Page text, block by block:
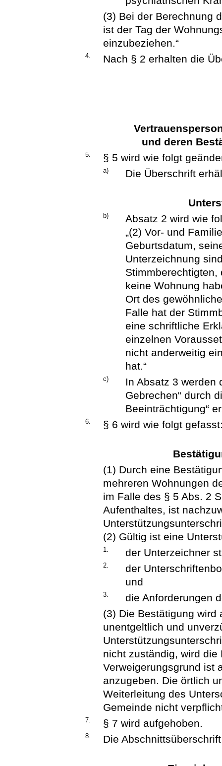
(3) Bei der Berechnung
ist der Tag der
einzubeziehen.“
4. Nach § 2 erhalten die
und deren
5. § 5 wird wie folgt
a) Die Überschrift
b)
Absatz 2 wird wie
„(2) Vor- und
Geburtsdatum,
Unterzeichnung
keine Wohnung
Ort des
Falle hat der
eine schriftliche
einzelnen
nicht anderweitig
hat.“
c)
In Absatz 3 werden
Gebrechen“ durch
Beeinträchtigung“
6. § 6 wird wie folgt
(1) Durch eine
mehreren Wohnungen
im Falle des § 5 Abs. 2
Aufenthaltes, ist
(2) Gültig ist eine
1. der Unterzeichner
2.
der
und
3.
die Anforderungen
(3) Die Bestätigung wird
unentgeltlich und
nicht zuständig, wird
Verweigerungsgrund ist
anzugeben. Die örtlich
Weiterleitung des
Gemeinde nicht
7. § 7 wird aufgehoben.
8. Die